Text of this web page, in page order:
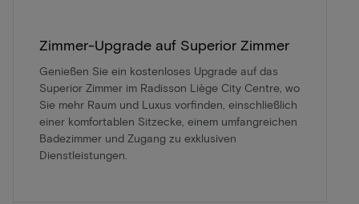
Zimmer-Upgrade auf Superior Zimmer
Genießen Sie ein kostenloses Upgrade auf das
Superior Zimmer im Radisson Liège City Centre, wo
Sie mehr Raum und Luxus vorfinden, einschließlich
einer komfortablen Sitzecke, einem umfangreichen
Badezimmer und Zugang zu exklusiven
Dienstleistungen.